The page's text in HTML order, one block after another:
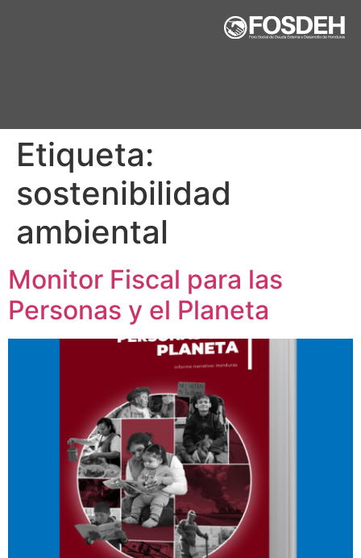
Etiqueta:
sostenibilidad
ambiental
Monitor Fiscal para las
Personas y el Planeta